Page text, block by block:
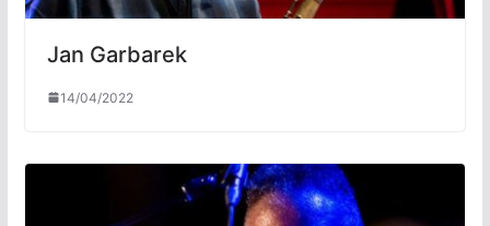
Jan Garbarek
14/04/2022